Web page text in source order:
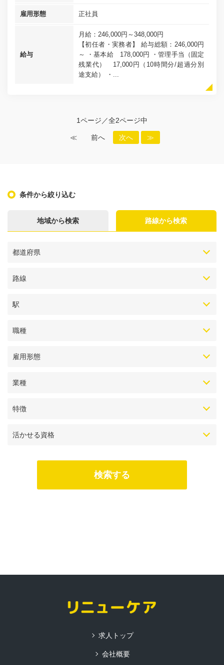
雇用形態 正社員
給与
月給：246,000円～348,000円
【初任者・実務者】 給与総額：246,000円
～ ・基本給 178,000円 ・管理手当（固定
残業代） 17,000円（10時間分/超過分別
途支給） ・...
1ページ／全2ページ中
≪ 前へ 次へ ≫
条件から絞り込む
地域から検索 路線から検索
都道府県
路線
駅
職種
雇用形態
業種
特徴
活かせる資格
求人トップ
会社概要